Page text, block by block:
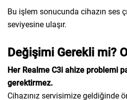
Bu işlem sonucunda cihazın ses
seviyesine ulaşır.
Değişimi Gerekli mi?
Her Realme C3i ahize problemi
gerektirmez.
Cihazınız servisimize geldiğinde